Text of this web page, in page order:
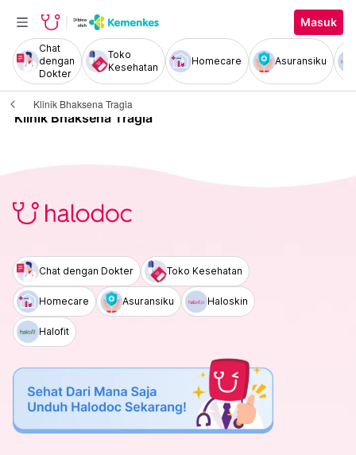
Masuk
Chat
dengan
Dokter
Toko
Kesehatan
Homecare Asuransiku
Klinik Bhaksena Tragia
Klinik Bhaksena Tragia
Chat dengan Dokter Toko Kesehatan
Homecare Asuransiku Haloskin
Halofit